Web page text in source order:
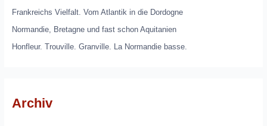
Frankreichs Vielfalt. Vom Atlantik in die Dordogne
Normandie, Bretagne und fast schon Aquitanien
Honfleur. Trouville. Granville. La Normandie basse.
Archiv